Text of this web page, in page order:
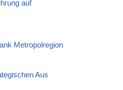
auf
Metropolregion
Aus